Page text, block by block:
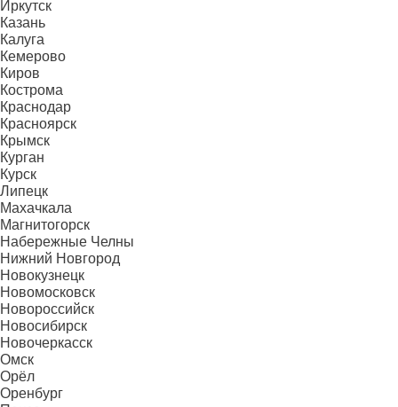
Иркутск
Казань
Калуга
Кемерово
Киров
Кострома
Краснодар
Красноярск
Крымск
Курган
Курск
Липецк
Махачкала
Магнитогорск
Набережные Челны
Нижний Новгород
Новокузнецк
Новомосковск
Новороссийск
Новосибирск
Новочеркасск
Омск
Орёл
Оренбург